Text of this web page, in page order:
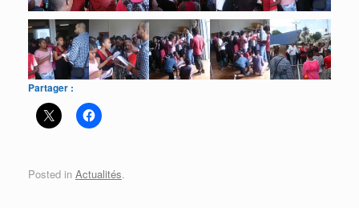
Partager :
Posted in Actualités.